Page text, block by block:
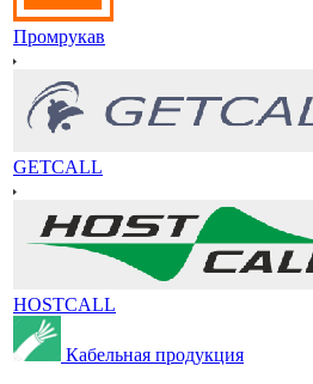
Промрукав
GETCALL
HOSTCALL
Кабельная продукция